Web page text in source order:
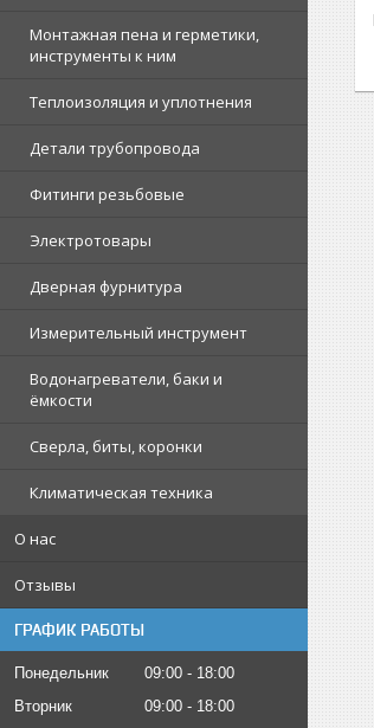
Монтажная пена и герметики,
инструменты к ним
Теплоизоляция и уплотнения
Детали трубопровода
Фитинги резьбовые
Электротовары
Дверная фурнитура
Измерительный инструмент
Водонагреватели, баки и
ёмкости
Сверла, биты, коронки
Климатическая техника
О нас
Отзывы
ГРАФИК РАБОТЫ
Понедельник 09:00
18:00
Вторник
09:00
18:00